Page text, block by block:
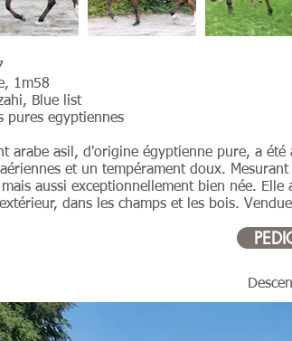
1m58
Blue list
pures egyptiennes
arabe asil, d'origine égyptienne pure, a
et un tempérament doux.
aussi exceptionnellement bien née.
dans les champs et les bois.